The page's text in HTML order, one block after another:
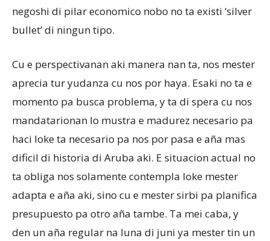
negoshi di pilar economico nobo no ta existi ‘silver
bullet’ di ningun tipo.
Cu e perspectivanan aki manera nan ta, nos mester
aprecia tur yudanza cu nos por haya. Esaki no ta e
momento pa busca problema, y ta di spera cu nos
mandatarionan lo mustra e madurez necesario pa
haci loke ta necesario pa nos por pasa e aña mas
dificil di historia di Aruba aki. E situacion actual no
ta obliga nos solamente contempla loke mester
adapta e aña aki, sino cu e mester sirbi pa planifica
presupuesto pa otro aña tambe. Ta mei caba, y
den un aña regular na luna di juni ya mester tin un